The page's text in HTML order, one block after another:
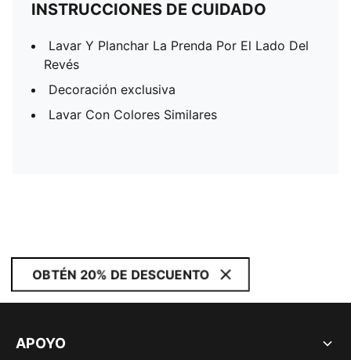
INSTRUCCIONES DE CUIDADO
Lavar Y Planchar La Prenda Por El Lado Del
Revés
Decoración exclusiva
Lavar Con Colores Similares
OBTÉN 20% DE DESCUENTO
APOYO